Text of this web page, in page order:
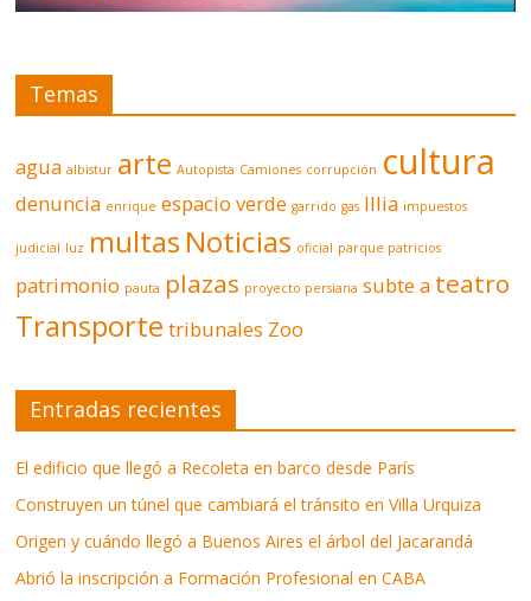
Temas
agua albistur arte Autopista Camiones corrupción cultura
denuncia enrique espacio verde garrido gas Illia impuestos
judicial luz multas Noticias oficial parque patricios
patrimonio pauta plazas proyecto persiana subte a teatro
Transporte tribunales Zoo
Entradas recientes
El edificio que llegó a Recoleta en barco desde París
Construyen un túnel que cambiará el tránsito en Villa Urquiza
Origen y cuándo llegó a Buenos Aires el árbol del Jacarandá
Abrió la inscripción a Formación Profesional en CABA